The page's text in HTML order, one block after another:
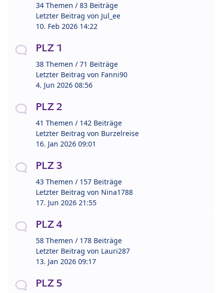
34 Themen / 83 Beiträge
Letzter Beitrag von Jul_ee
10. Feb 2026 14:22
PLZ 1
38 Themen / 71 Beiträge
Letzter Beitrag von Fanni90
4. Jun 2026 08:56
PLZ 2
41 Themen / 142 Beiträge
Letzter Beitrag von Burzelreise
16. Jan 2026 09:01
PLZ 3
43 Themen / 157 Beiträge
Letzter Beitrag von Nina1788
17. Jun 2026 21:55
PLZ 4
58 Themen / 178 Beiträge
Letzter Beitrag von Lauri287
13. Jan 2026 09:17
PLZ 5